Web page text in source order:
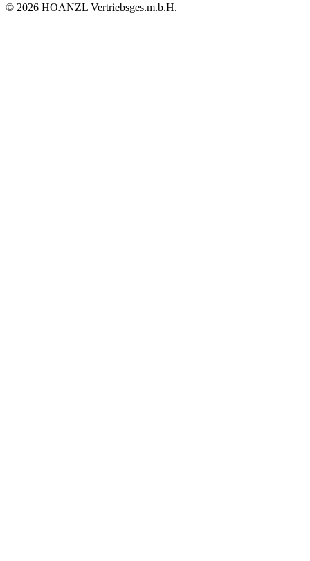
© 2026 HOANZL Vertriebsges.m.b.H.